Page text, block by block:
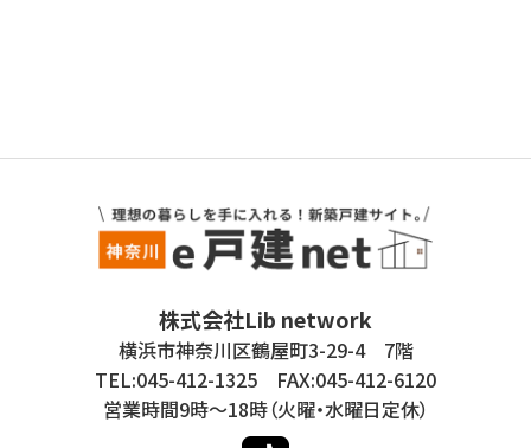
株式会社Lib network
横浜市神奈川区鶴屋町3-29-4 7階
TEL:045-412-1325 FAX:045-412-6120
営業時間9時～18時（火曜・水曜日定休）